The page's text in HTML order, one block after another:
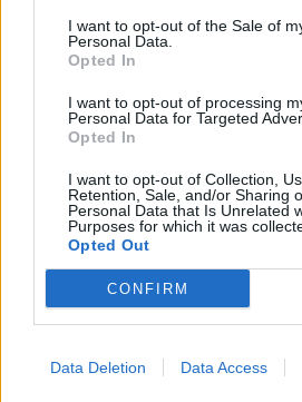
I want to opt-out of the Sale of
Personal Data.
Opted In
I want to opt-out of processing
Personal Data for Targeted
Opted In
I want to opt-out of Collection,
Retention, Sale, and/or Sharing
Personal Data that Is Unrelated
Purposes for which it was
Opted Out
CONFIRM
Data Deletion Data Access
Biografía de Guns N' Roses
Guns N' Roses: La rebelión y